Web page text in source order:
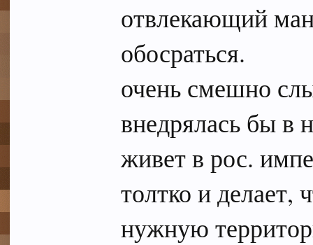
отвлекающий
обосраться.
очень смешно
внедрялась бы в
живет в рос.
толтко и делает,
нужную